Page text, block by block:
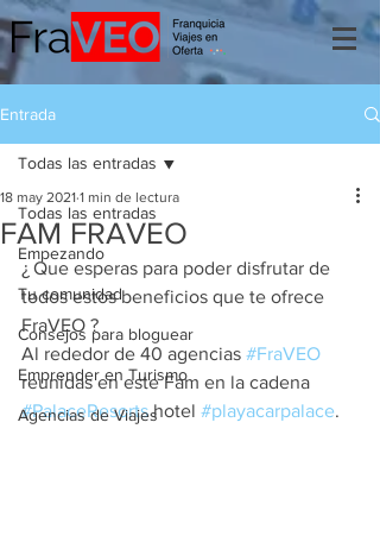
Entrada
Todas las entradas
Empezando
Tu comunidad
Consejos para bloguear
Emprender en Turismo
Agencias de Viajes
Todas las entradas
FAM FRAVEO
18 may 2021 1 min de lectura
¿ Que esperas para poder disfrutar de
todos estos beneficios que te ofrece
FraVEO ?
Al rededor de 40 agencias #FraVEO
reunidas en este Fam en la cadena
#PalaceResorts hotel #playacarpalace.